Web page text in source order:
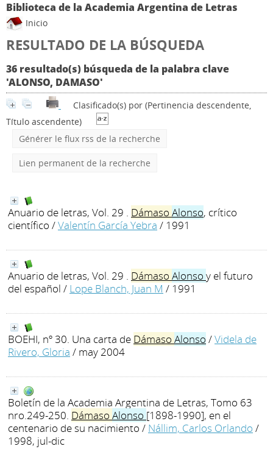
Biblioteca de la Academia Argentina de Letras
Inicio
RESULTADO DE LA BÚSQUEDA
36 resultado(s) búsqueda de la palabra clave
'ALONSO, DAMASO'
Clasificado(s) por (Pertinencia descendente,
Título ascendente)
Générer le flux rss de la recherche
Lien permanent de la recherche
Anuario de letras, Vol. 29 . Dámaso Alonso, crítico
científico /Valentín García Yebra / 1991
Anuario de letras, Vol. 29 . Dámaso Alonso y el futuro
del español / Lope Blanch, Juan M / 1991
BOEHI, nº 30. Una carta de Dámaso Alonso /Videla de
Rivero, Gloria / may 2004
Boletín de la Academia Argentina de Letras, Tomo 63
nro.249-250. Dámaso Alonso [1898-1990], en el
centenario de su nacimiento / Nállim, Carlos Orlando /
1998, jul-dic